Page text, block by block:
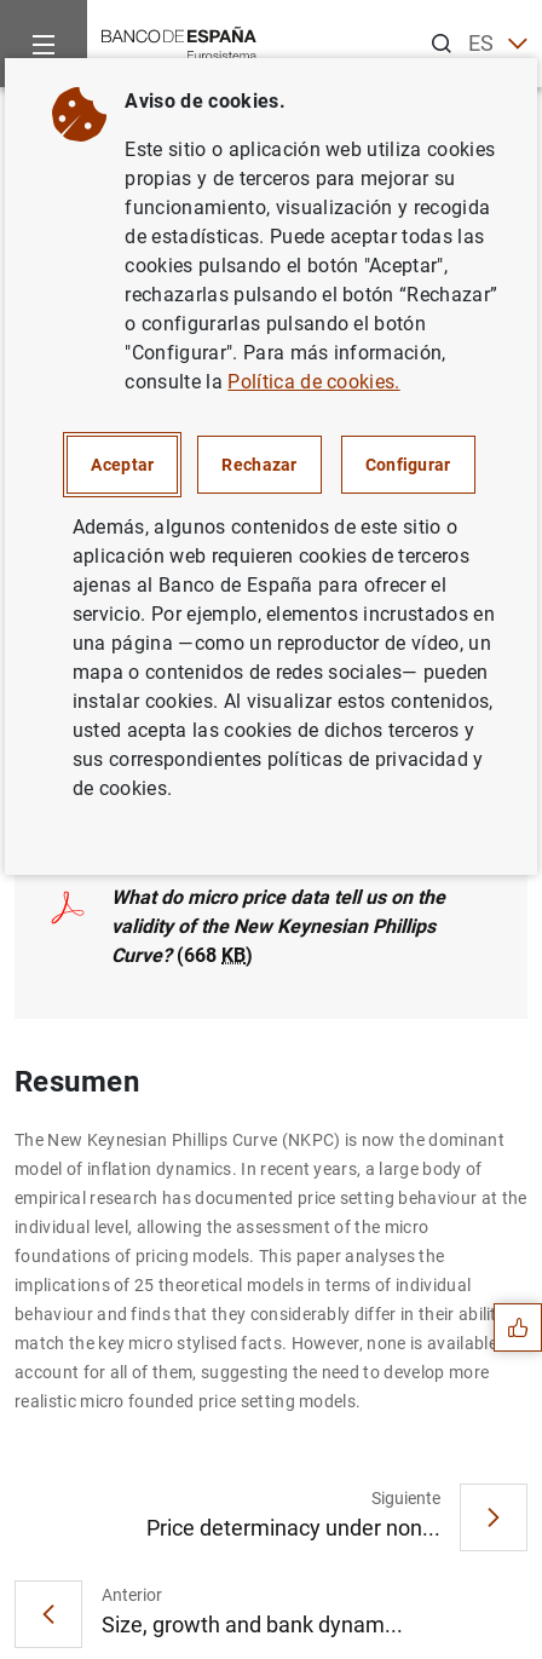
ESEN
Inicio Publicaciones
Volver
What do micro price data tell us
on the validity of the New
Keynesian Phillips Curve?
SOCIEDADES NO FINANCIERAS, EMPRESAS
MÉTODOS CUANTITATIVOS
MICROECONOMETRÍA Y MICRODATOS
PRECIOS Y MÁRGENES
What do micro price data tell us on the
validity of the New Keynesian Phillips
Curve?(668 KB)
Resumen
The New Keynesian Phillips Curve (NKPC) is now the dominant
model of inflation dynamics. In recent years, a large body of
empirical research has documented price setting behaviour at the
individual level, allowing the assessment of the micro
foundations of pricing models. This paper analyses the
implications of 25 theoretical models in terms of individual
behaviour and finds that they considerably differ in their ability to
match the key micro stylised facts. However, none is available to
account for all of them, suggesting the need to develop more
realistic micro founded price setting models.
Anterior
Size, growth and bank dynam...
Siguiente
Price determinacy under non...
Sugerencias
Aviso de cookies.
Este sitio o aplicación web utiliza cookies
propias y de terceros para mejorar su
funcionamiento, visualización y recogida
de estadísticas. Puede aceptar todas las
cookies pulsando el botón "Aceptar",
rechazarlas pulsando el botón “Rechazar”
o configurarlas pulsando el botón
"Configurar". Para más información,
consulte la Política de cookies.
Aceptar Rechazar Configurar
Además, algunos contenidos de este sitio o
aplicación web requieren cookies de terceros
ajenas al Banco de España para ofrecer el
servicio. Por ejemplo, elementos incrustados en
una página —como un reproductor de vídeo, un
mapa o contenidos de redes sociales— pueden
instalar cookies. Al visualizar estos contenidos,
usted acepta las cookies de dichos terceros y
sus correspondientes políticas de privacidad y
de cookies.